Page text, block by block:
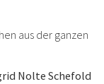
aus der ganzen
Nolte Schefold